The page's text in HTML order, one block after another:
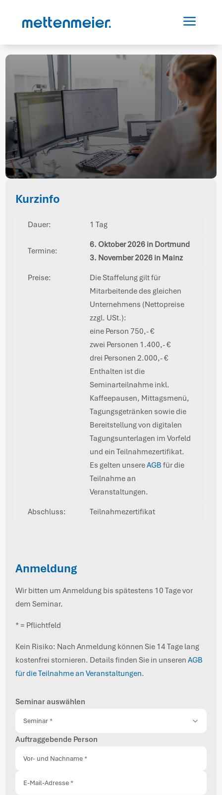
a
Kurzinfo
Dauer: 1 Tag
Termine:
6. Oktober 2026 in Dortmund
3. November 2026 in Mainz
Preise:
Die Staffelung gilt für
Mitarbeitende des gleichen
Unternehmens (Nettopreise
zzgl. USt.):
eine Person 750,- €
zwei Personen 1.400,- €
drei Personen 2.000,- €
Enthalten ist die
Seminarteilnahme inkl.
Kaffeepausen, Mittagsmenü,
Tagungsgetränken sowie die
Bereitstellung von digitalen
Tagungsunterlagen im Vorfeld
und ein Teilnahmezertifikat.
Es gelten unsereAGB für die
Teilnahme an
Veranstaltungen.
Abschluss:
Teilnahmezertifikat
Anmeldung
Wir bitten um Anmeldung bis spätestens 10 Tage vor
dem Seminar.
* = Pflichtfeld
Kein Risiko: Nach Anmeldung können Sie 14 Tage lang
kostenfrei stornieren. Details finden Sie in unserenAGB
für die Teilnahme an Veranstaltungen.
Seminar auswählen
Auftraggebende Person